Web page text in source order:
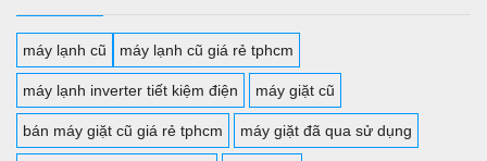
máy lạnh cũ máy lạnh cũ giá rẻ tphcm
máy lạnh inverter tiết kiệm điện máy giặt cũ
bán máy giặt cũ giá rẻ tphcm máy giặt đã qua sử dụng